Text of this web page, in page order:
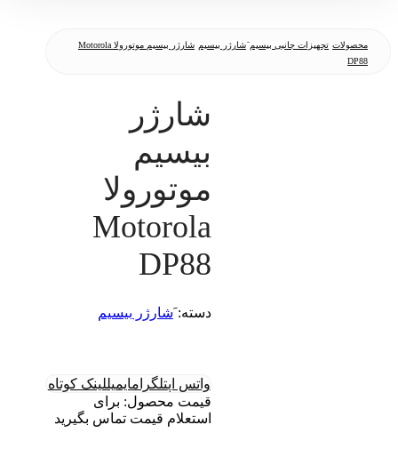
محصولات تجهیزات جانبی بیسیم َشارژر بیسیم
شارژر بیسیم موتورولا Motorola
DP88
شارژر
بیسیم
موتورولا
Motorola
DP88
دسته:َشارژر بیسیم
واتس اپتلگرامایمیللینک کوتاه
قیمت محصول: برای
استعلام قیمت تماس بگیرید